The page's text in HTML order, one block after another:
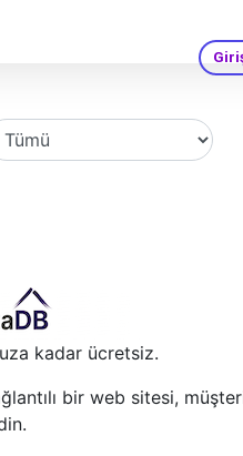
kadar ücretsiz.
bir web sitesi,